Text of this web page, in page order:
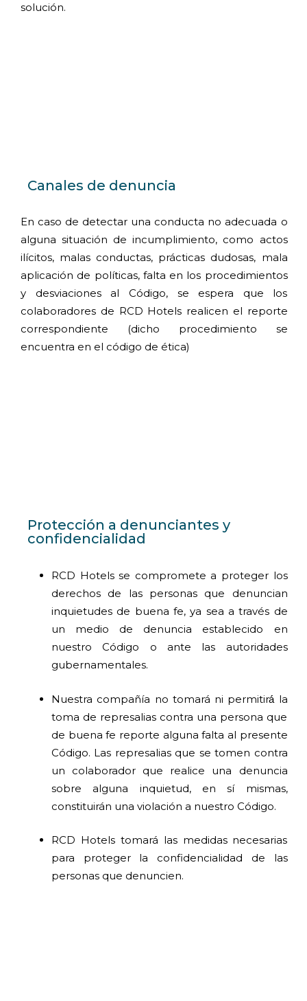
solución.
Canales de denuncia
En caso de detectar una conducta no adecuada o
alguna situación de incumplimiento, como actos
ilícitos, malas conductas, prácticas dudosas, mala
aplicación de políticas, falta en los procedimientos
y desviaciones al Código, se espera que los
colaboradores de RCD Hotels realicen el reporte
correspondiente (dicho procedimiento se
encuentra en el código de ética)
Protección a denunciantes y
confidencialidad
RCD Hotels se compromete a proteger los
derechos de las personas que denuncian
inquietudes de buena fe, ya sea a través de
un medio de denuncia establecido en
nuestro Código o ante las autoridades
gubernamentales.
Nuestra compañía no tomará ni permitirá́ la
toma de represalias contra una persona que
de buena fe reporte alguna falta al presente
Código. Las represalias que se tomen contra
un colaborador que realice una denuncia
sobre alguna inquietud, en sí mismas,
constituirán una violación a nuestro Código.
RCD Hotels tomará las medidas necesarias
para proteger la confidencialidad de las
personas que denuncien.